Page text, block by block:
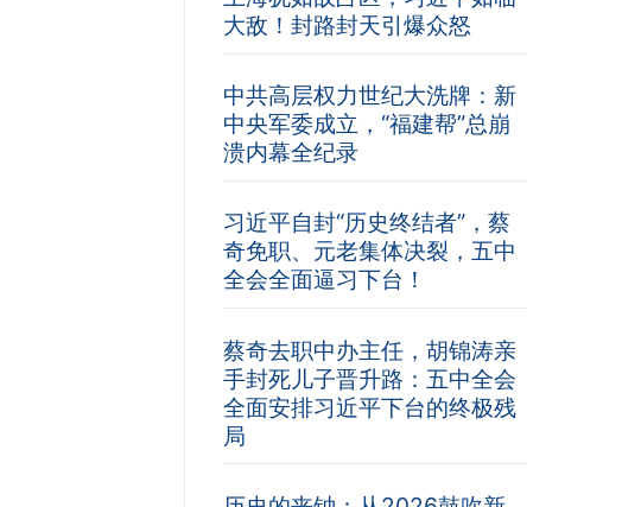
大敌！封路封天引爆众怒
中共高层权力世纪大洗牌：新
中央军委成立，“福建帮”总崩
溃内幕全纪录
习近平自封“历史终结者”，蔡
奇免职、元老集体决裂，五中
全会全面逼习下台！
蔡奇去职中办主任，胡锦涛亲
手封死儿子晋升路：五中全会
全面安排习近平下台的终极残
局